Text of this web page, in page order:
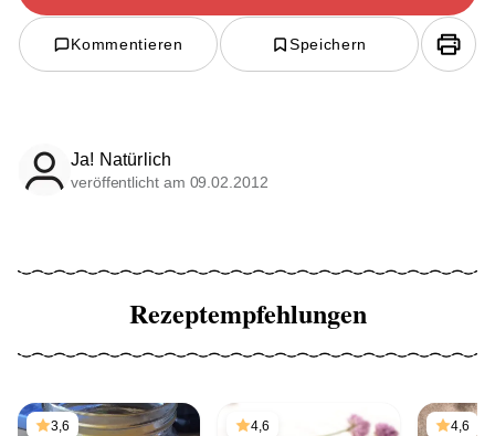
Kommentieren Speichern
Ja! Natürlich
veröffentlicht am 09.02.2012
Rezeptempfehlungen
3,6 4,6 4,6